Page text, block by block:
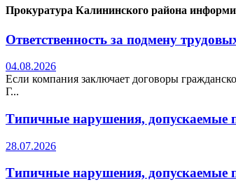
Прокуратура Калининского района
Ответственность за подмену
04.08.2026
Если компания заключает договоры
Г...
Типичные нарушения, допускаемые
28.07.2026
Типичные нарушения, допускаемые